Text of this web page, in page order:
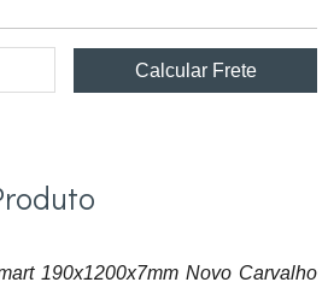
190x1200x7mm Novo Carvalho